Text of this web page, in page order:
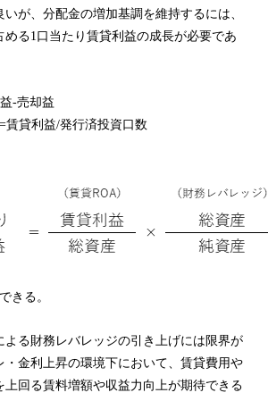
が、分配金の増加基調を維持するには、
める1口当たり賃貸利益の成長が必要であ
-売却益
賃貸利益/発行済投資口数
きる。
よる財務レバレッジの引き上げには限界が
・金利上昇の環境下において、賃貸費用や
上回る賃料増額や収益力向上が期待できる